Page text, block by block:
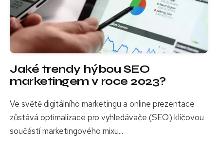
Jaké trendy hýbou SEO
marketingem v roce 2023?
Ve světě digitálního marketingu a online prezentace
zůstává optimalizace pro vyhledávače (SEO) klíčovou
součástí marketingového mixu...